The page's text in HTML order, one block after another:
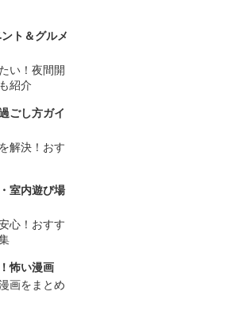
ト＆グルメ
い！夜間開
紹介
ごし方ガイ
解決！おす
室内遊び場
心！おすす
怖い漫画
画をまとめ